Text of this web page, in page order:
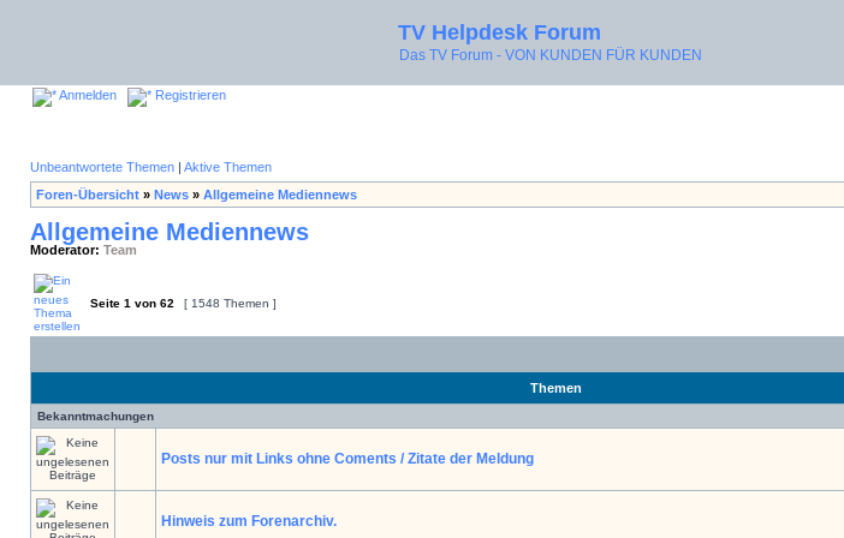
TV Helpdesk Forum
Das TV Forum - VON KUNDEN FÜR KUNDEN
Anmelden Registrieren
Unbeantwortete Themen | Aktive Themen
Foren-Übersicht » News » Allgemeine Mediennews
Allgemeine Mediennews
Moderator: Team
Seite 1 von 62 [ 1548 Themen ]
Themen
Bekanntmachungen
Posts nur mit Links ohne Coments / Zitate der Meldung
Hinweis zum Forenarchiv.